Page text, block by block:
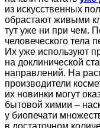
из искусственных
обрастают живыми
тут уже ни при чем.
человеческого тела
Их уже используют
на доклинической
направлений. На
производители
их новинки могут
бытовой химии –
у биопечати
в достаточном